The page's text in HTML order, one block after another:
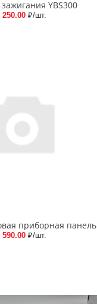
YBS300
250.00 ₽/шт.
приборная панель
590.00 ₽/шт.